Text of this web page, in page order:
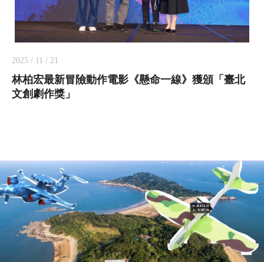
2025 / 11 / 21
林柏宏最新冒險動作電影《懸命一線》獲頒「臺北
文創劇作獎」